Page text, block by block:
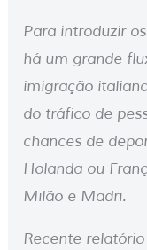
Para introduzir
há um grande
imigração
do tráfico de
chances de
Holanda ou
Milão e Madri.
Recente